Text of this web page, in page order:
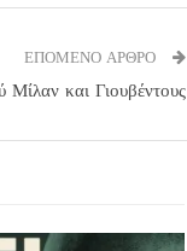
ΕΠΟΜΕΝΟ ΑΡΘΡΟ
Μίλαν και Γιουβέντους